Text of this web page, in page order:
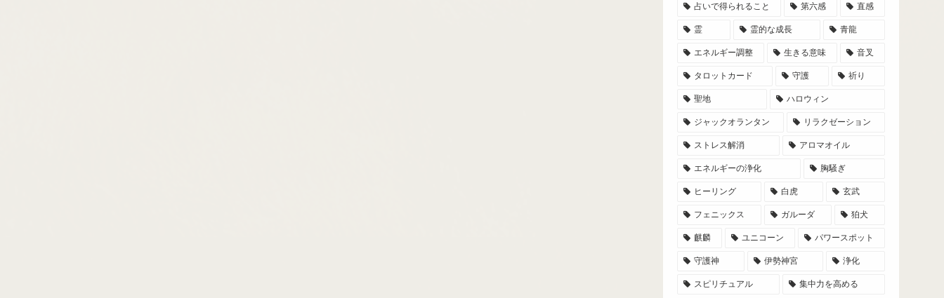
占いで得られること 第六感 直感
霊 霊的な成長 青龍
エネルギー調整 生きる意味 音叉
タロットカード 守護 祈り
聖地 ハロウィン
ジャックオランタン リラクゼーション
ストレス解消 アロマオイル
エネルギーの浄化 胸騒ぎ
ヒーリング 白虎 玄武
フェニックス ガルーダ 狛犬
麒麟 ユニコーン パワースポット
守護神 伊勢神宮 浄化
スピリチュアル 集中力を高める